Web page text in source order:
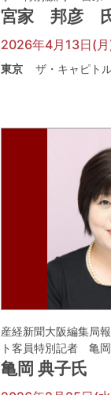
宮家 邦彦
2026年4月13日(
東京 ザ・キャピト
産経新聞大阪編集局
ト客員特別記者 亀
亀岡 典子氏